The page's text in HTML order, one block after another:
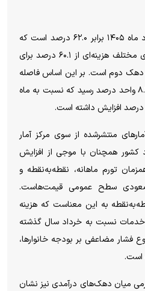
نرخ تورم سالانه کشور در خرداد ماه ۱۴۰۵ برابر ۶۲.۰ درصد است که
دامنه تغییرات آن برای دهک‌های مختلف هزینه‌ای از ۶۰.۱ درصد برای
درصد برای دهک دوم است. بر این اساس فاصله
تورمی دهک‌ها در این ماه به ۸.۴ واحد درصد رسید که نسبت به ماه
منتشرشده از سوی مرکز آمار
کشور همچنان با موجی از افزایش
تورم ماهانه، نقطه‌به‌نقطه و
صعودی سطح عمومی قیمت‌هاست.
نقطه‌به‌نقطه به این معناست که هزینه
خدمات نسبت به خرداد سال گذشته
فشار مضاعفی بر بودجه خانوارها،
است.
میان دهک‌های درآمدی نیز نشان